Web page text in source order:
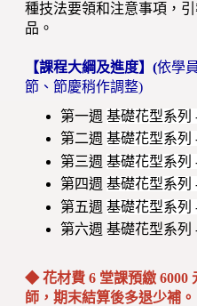
種技法要領和注意事項，
品。
【課程大綱及進度】(依學
節、節慶稍作調整)
第一週基礎花型系列
第二週基礎花型系列
第三週基礎花型系列
第四週基礎花型系列
第五週基礎花型系列
第六週基礎花型系列
◆ 花材費 6 堂課預繳 6000
師，期末結算後多退少補。